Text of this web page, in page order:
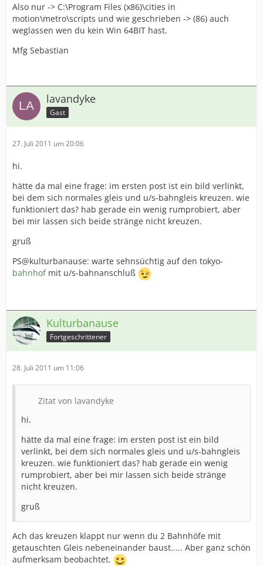
Also nur -> C:\Program Files (x86)\cities in
motion\metro\scripts und wie geschrieben -> (86) auch
weglassen wen du kein Win 64BIT hast.
Mfg Sebastian
lavandyke
Gast
27. Juli 2011 um 20:06
hi.
hätte da mal eine frage: im ersten post ist ein bild verlinkt,
bei dem sich normales gleis und u/s-bahngleis kreuzen. wie
funktioniert das? hab gerade ein wenig rumprobiert, aber
bei mir lassen sich beide stränge nicht kreuzen.
gruß
PS@kulturbanause: warte sehnsüchtig auf den tokyo-
bahnhofmit u/s-bahnanschluß
Kulturbanause
Fortgeschrittener
28. Juli 2011 um 11:06
Zitat von lavandyke
hi.
hätte da mal eine frage: im ersten post ist ein bild
verlinkt, bei dem sich normales gleis und u/s-bahngleis
kreuzen. wie funktioniert das? hab gerade ein wenig
rumprobiert, aber bei mir lassen sich beide stränge
nicht kreuzen.
gruß
Ach das kreuzen klappt nur wenn du 2 Bahnhöfe mit
getauschten Gleis nebeneinander baust..... Aber ganz schön
aufmerksam beobachtet.